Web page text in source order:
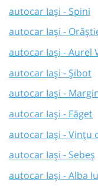
autocar Iași - Spini
autocar Iași -
autocar Iași - Aurel
autocar Iași - Șibot
autocar Iași -
autocar Iași - Făget
autocar Iași - Vințu
autocar Iași - Sebeș
autocar Iași - Alba